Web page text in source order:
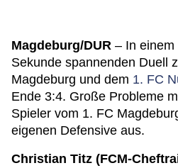
Magdeburg/DUR – In einem
Sekunde spannenden Duell
Magdeburg und dem 1. FC
Ende 3:4. Große Probleme
Spieler vom 1. FC
eigenen Defensive aus.
Christian Titz (FCM-